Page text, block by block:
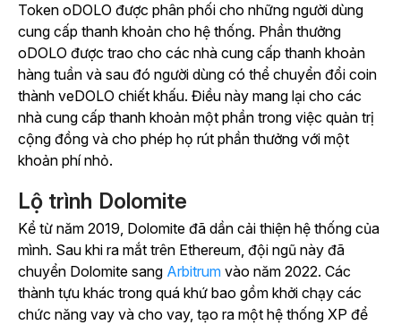
Token oDOLO được phân phối cho những người dùng
cung cấp thanh khoản cho hệ thống. Phần thưởng
oDOLO được trao cho các nhà cung cấp thanh khoản
hàng tuần và sau đó người dùng có thể chuyển đổi coin
thành veDOLO chiết khấu. Điều này mang lại cho các
nhà cung cấp thanh khoản một phần trong việc quản trị
cộng đồng và cho phép họ rút phần thưởng với một
khoản phí nhỏ.
Lộ trình Dolomite
Kể từ năm 2019, Dolomite đã dần cải thiện hệ thống của
mình. Sau khi ra mắt trên Ethereum, đội ngũ này đã
chuyển Dolomite sang Arbitrum vào năm 2022. Các
thành tựu khác trong quá khứ bao gồm khởi chạy các
chức năng vay và cho vay, tạo ra một hệ thống XP để